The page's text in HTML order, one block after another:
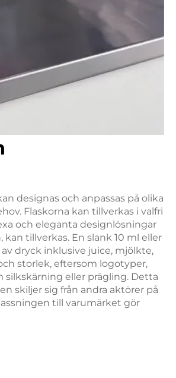
designas och anpassas på olika
Flaskorna kan tillverkas i valfri
och eleganta designlösningar
tillverkas. En slank 10 ml eller
dryck inklusive juice, mjölkte,
storlek, eftersom logotyper,
eller prägling. Detta
skiljer sig från andra aktörer på
till varumärket gör